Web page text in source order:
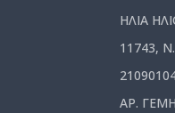
ΗΛΙΑ
11743,
ΑΡ. ΓΕΜΗ